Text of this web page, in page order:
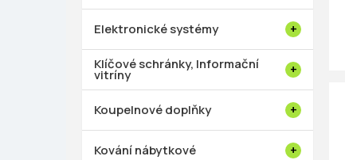
n
l
Elektronické systémy
Klíčové schránky, Informační
vitríny
Koupelnové doplňky
Kování nábytkové